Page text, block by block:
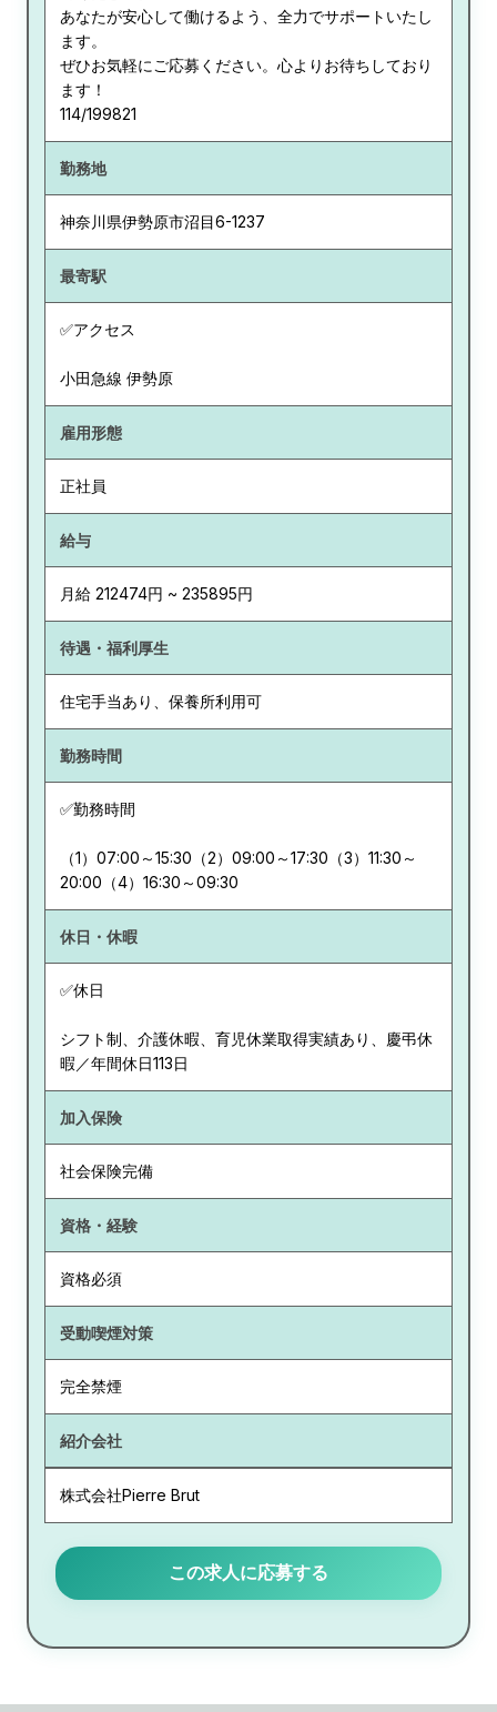
あなたが安心して働けるよう、全力でサポートいたし
ます。
ぜひお気軽にご応募ください。心よりお待ちしており
ます！
114/199821
勤務地
神奈川県伊勢原市沼目6-1237
最寄駅
✅アクセス
小田急線 伊勢原
雇用形態
正社員
給与
月給 212474円 ~ 235895円
待遇・福利厚生
住宅手当あり、保養所利用可
勤務時間
✅勤務時間
（1）07:00～15:30（2）09:00～17:30（3）11:30～
20:00（4）16:30～09:30
休日・休暇
✅休日
シフト制、介護休暇、育児休業取得実績あり、慶弔休
暇／年間休日113日
加入保険
社会保険完備
資格・経験
資格必須
受動喫煙対策
完全禁煙
紹介会社
株式会社Pierre Brut
この求人に応募する